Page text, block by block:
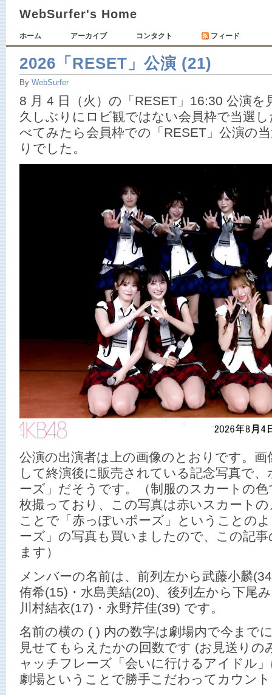
WebSurfer's Home
ホーム アーカイブ コンタクト フィード
2026「RESET」公演 (21)
By WebSurfer
8 月 4 日（火）の「RESET」16:30 公演
久しぶりにロビ観ではない会員枠で当選
べてみたら会員枠での「RESET」公演の
りでした。
公演の出演者は上の画像のとおりです。
して終演後に販売されている記念写真で
ーズ」だそうです。（制服のスカートの
枚撮っており、この写真は赤いスカート
ことで「赤っぽいポーズ」ということの
ーズ」の写真も買いましたので、この記
ます）
メンバーの名前は、前列左から武藤小麟
侑希(15)・水島美結(20)、後列左から下尾
川村結衣(17)・永野芹佳(39) です。
名前の横の ( ) 内の数字は劇場内で今まで
見せてもらえたかの回数です (お見送りの
ャッチフレーズ「会いに行けるアイドル
劇場ということで勝手こだわってカウン